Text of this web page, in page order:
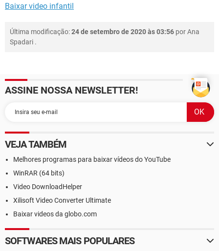
Baixar video infantil
Última modificação:24 de setembro de 2020 às 03:56 porAna
Spadari .
ASSINE NOSSA NEWSLETTER!
VEJA TAMBÉM
Melhores programas para baixar vídeos do YouTube
WinRAR (64 bits)
Video DownloadHelper
Xilisoft Video Converter Ultimate
Baixar videos da globo.com
SOFTWARES MAIS POPULARES